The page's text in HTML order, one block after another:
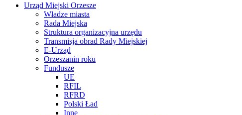
Urząd Miejski Orzesze
Władze miasta
Rada Miejska
Struktura organizacyjna urzędu
Transmisja obrad Rady Miejskiej
E-Urząd
Orzeszanin roku
Fundusze
UE
RFIL
RFRD
Polski Ład
Inne